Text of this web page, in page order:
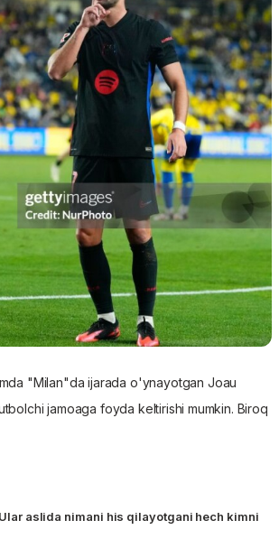
"Milan"da ijarada o'ynayotgan Joau
jamoaga foyda keltirishi mumkin. Biroq
aslida nimani his qilayotgani hech kimni